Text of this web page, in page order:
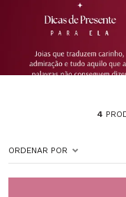
4
ORDENAR POR